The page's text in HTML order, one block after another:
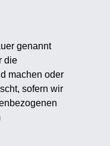
genannt
die
machen oder
sofern wir